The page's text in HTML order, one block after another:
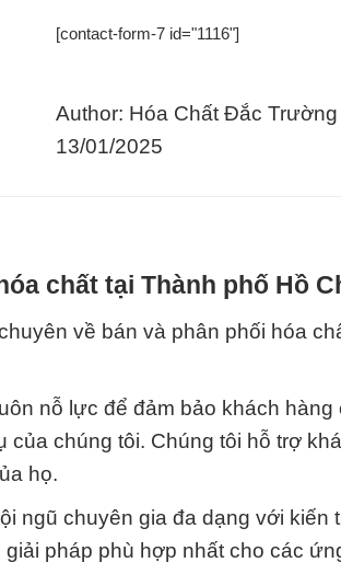
[contact-form-7 id="1116"]
Author: Hóa Chất Đắc
13/01/2025
chất tại Thành phố Hồ
về bán và phân phối hóa
nỗ lực để đảm bảo khách hàng
chúng tôi. Chúng tôi hỗ trợ
họ.
ngũ chuyên gia đa dạng với kiến
pháp phù hợp nhất cho các